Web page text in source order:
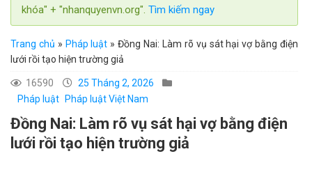
khóa" + "nhanquyenvn.org". Tìm kiếm ngay
Trang chủ » Pháp luật »Đồng Nai: Làm rõ vụ sát hại vợ bằng điện
lưới rồi tạo hiện trường giả
16590
25 Tháng 2, 2026
Pháp luật
Pháp luật Việt Nam
Đồng Nai: Làm rõ vụ sát hại vợ bằng điện
lưới rồi tạo hiện trường giả